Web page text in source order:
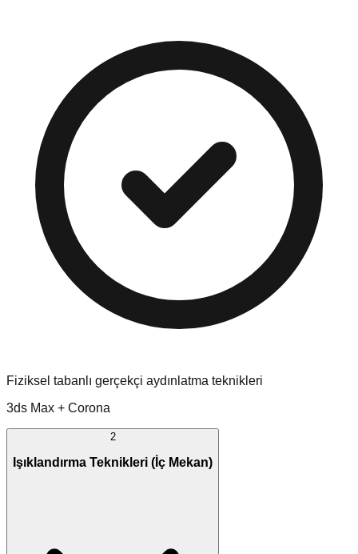
Fiziksel tabanlı gerçekçi aydınlatma teknikleri
3ds Max + Corona
2
Işıklandırma Teknikleri (İç Mekan)